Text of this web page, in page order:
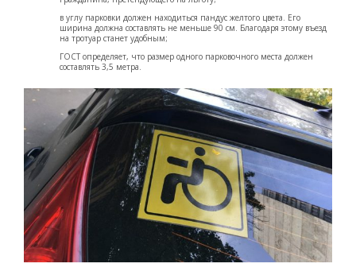
в углу парковки должен находиться пандус желтого цвета. Его
ширина должна составлять не меньше 90 см. Благодаря этому въезд
на тротуар станет удобным;
ГОСТ определяет, что размер одного парковочного места должен
составлять 3,5 метра.